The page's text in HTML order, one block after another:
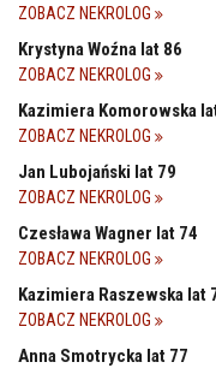
ZOBACZ NEKROLOG
Krystyna Woźna lat 86
ZOBACZ NEKROLOG
Kazimiera Komorowska
ZOBACZ NEKROLOG
Jan Lubojański lat 79
ZOBACZ NEKROLOG
Czesława Wagner lat 74
ZOBACZ NEKROLOG
Kazimiera Raszewska lat
ZOBACZ NEKROLOG
Anna Smotrycka lat 77